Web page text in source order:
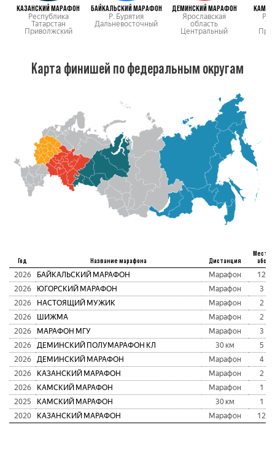
КАЗАНСКИЙ МАРАФОН
Республика
Татарстан
Приволжский
БАЙКАЛЬСКИЙ МАРАФОН
Р. Бурятия
Дальневосточный
ДЕМИНСКИЙ МАРАФОН
Ярославская
область
Центральный
Карта финишей по федеральным округам
Год Название марафона Дистанция
Место
абс
2026 БАЙКАЛЬСКИЙ МАРАФОН Марафон
12
2026
ЮГОРСКИЙ МАРАФОН Марафон
3
2026
НАСТОЯЩИЙ МУЖИК Марафон
2
2026
ШИЖМА Марафон
2
2026
МАРАФОН МГУ Марафон
3
2026
ДЕМИНСКИЙ ПОЛУМАРАФОН КЛ 30 км
5
2026
ДЕМИНСКИЙ МАРАФОН Марафон
4
2026
КАЗАНСКИЙ МАРАФОН Марафон
2
2026
КАМСКИЙ МАРАФОН Марафон
1
2025
КАМСКИЙ МАРАФОН 30 км
1
2020
КАЗАНСКИЙ МАРАФОН Марафон 12